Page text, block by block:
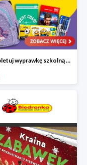
Skompletuj wyprawkę szkolną z Biedronką od 4,99 zł